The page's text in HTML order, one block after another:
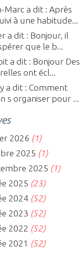
Marc a dit : Après
à une habitude...
a dit : Bonjour, il
que le b...
a dit : Bonjour Des
ont écl...
a dit : Comment
s organiser pour ...
2026 (1)
2025 (1)
2025 (1)
2025 (23)
2024(52)
2023 (52)
2022 (52)
2021 (52)